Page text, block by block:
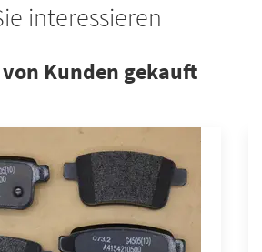
interessieren
Kunden gekauft